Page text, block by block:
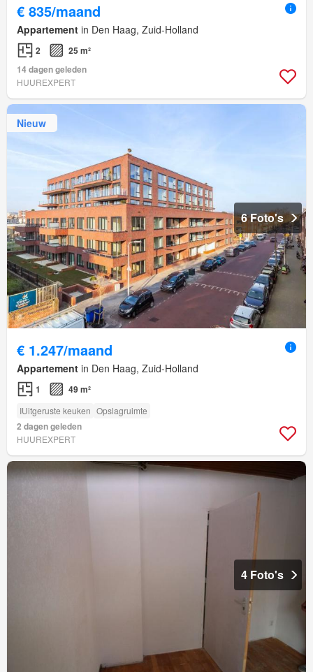
€ 835/maand
Appartement in Den Haag, Zuid-Holland
2
25 m²
14 dagen geleden
HUUREXPERT
Nieuw
6 Foto's
€ 1.247/maand
Appartement in Den Haag, Zuid-Holland
1 49 m²
IUitgeruste keuken Opslagruimte
2 dagen geleden
HUUREXPERT
4 Foto's